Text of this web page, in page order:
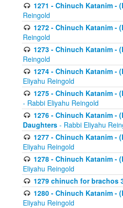
1271 - Chinuch Katanim -
Reingold
1272 - Chinuch Katanim -
Reingold
1273 - Chinuch Katanim -
Reingold
1274 - Chinuch Katanim -
Eliyahu Reingold
1275 - Chinuch Katanim -
- Rabbi Eliyahu Reingold
1276 - Chinuch Katanim -
Daughters - Rabbi Eliyahu
1277 - Chinuch Katanim -
Eliyahu Reingold
1278 - Chinuch Katanim -
Eliyahu Reingold
1279 chinuch for brachos
1280 - Chinuch Katanim -
Eliyahu Reingold